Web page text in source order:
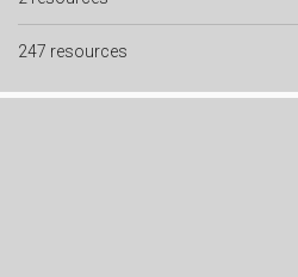
247 resources